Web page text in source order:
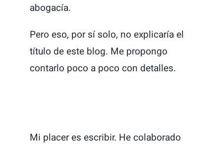
abogacía.
Pero eso, por sí solo, no explicaría el
título de este blog. Me propongo
contarlo poco a poco con detalles.
Mi placer es escribir. He colaborado